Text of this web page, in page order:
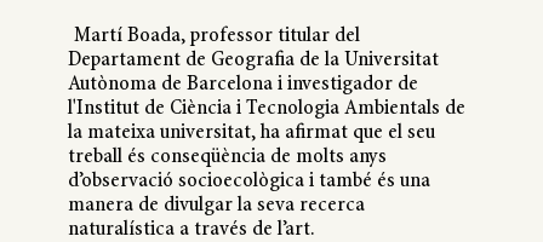
Martí Boada, professor titular del
Departament de Geografia de la Universitat
Autònoma de Barcelona i investigador de
l'Institut de Ciència i Tecnologia Ambientals de
la mateixa universitat, ha afirmat que el seu
treball és conseqüència de molts anys
d’observació socioecològica i també és una
manera de divulgar la seva recerca
naturalística a través de l’art.